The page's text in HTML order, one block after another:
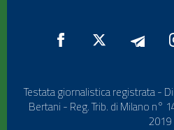
Testata giornalistica registrata -
Bertani - Reg. Trib. di Milano n°
2019